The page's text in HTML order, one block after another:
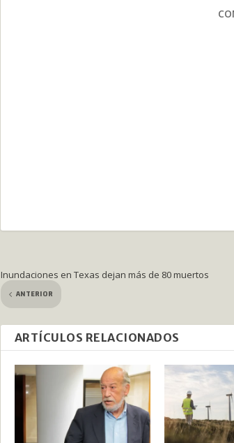
Inundaciones en Texas dejan más de 80 muertos
ANTERIOR
ARTÍCULOS RELACIONADOS